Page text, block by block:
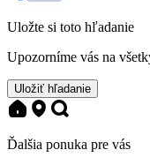
Uložte si toto hľadanie
Upozorníme vás na
Uložiť hľadanie
Ďalšia ponuka pre vás